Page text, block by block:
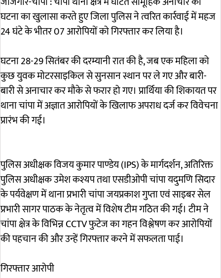
घटना का खुलासा करते हुए जिला पुलिस ने त्वरित कार्रवाई में महज
24 घंटे के भीतर 07 आरोपियों को गिरफ्तार कर लिया है।
घटना 28-29 सितंबर की दरम्यानी रात की है, जब एक महिला को
कुछ युवक मोटरसाइकिल से सुनसान स्थान पर ले गए और बारी-
बारी से अनाचार कर मौके से फरार हो गए। प्रार्थिया की शिकायत पर
थाना चांपा में अज्ञात आरोपियों के खिलाफ अपराध दर्ज कर विवेचना
प्रारंभ की गई।
पुलिस अधीक्षक विजय कुमार पाण्डेय (IPS) के मार्गदर्शन, अतिरिक्त
पुलिस अधीक्षक उमेश कश्यप तथा एसडीओपी चांपा यदुमणि सिदार
के पर्यवेक्षण में थाना प्रभारी चांपा जयप्रकाश गुप्ता एवं साइबर सेल
प्रभारी सागर पाठक के नेतृत्व में विशेष टीम गठित की गई। टीम ने
चांपा क्षेत्र के विभिन्न CCTV फुटेज का गहन विश्लेषण कर आरोपियों
की पहचान की और उन्हें गिरफ्तार करने में सफलता पाई।
गिरफ्तार आरोपी